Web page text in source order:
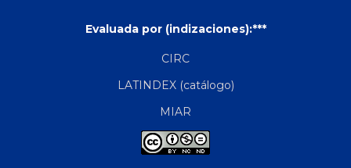
Evaluada por (indizaciones):***
CIRC
LATINDEX (catálogo)
MIAR